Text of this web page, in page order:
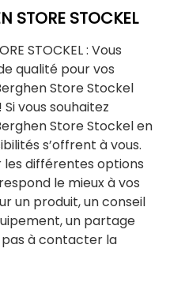
STORE STOCKEL
STOCKEL : Vous
qualité pour vos
Store Stockel
vous souhaitez
Store Stockel en
s’offrent à vous.
les différentes options
le mieux à vos
un produit, un conseil
un partage
pas à contacter la